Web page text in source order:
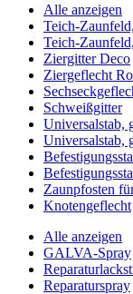
Alle anzeigen
Teich-
Teich-
Ziergitter Deco
Ziergeflecht
Schweißgitter
Universalstab,
Universalstab,
Zaunpfosten
Knotengeflecht
Alle anzeigen
GALVA-Spray
Reparaturspray